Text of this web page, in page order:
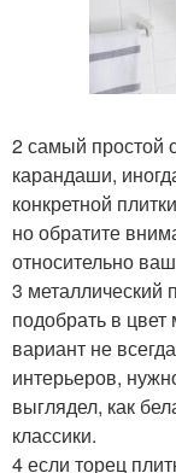
2 самый простой
карандаши,
конкретной
но обратите
относительно
3 металлический
подобрать в
вариант не
интерьеров,
выглядел, как
классики.
4 если торец